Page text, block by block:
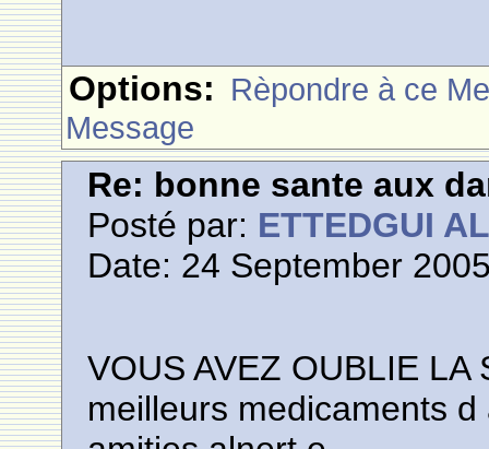
Options: Rèpondre à ce
Message
Re: bonne sante aux
Posté par: ETTEDGUI
Date: 24 September
VOUS AVEZ OUBLIE LA
meilleurs medicaments